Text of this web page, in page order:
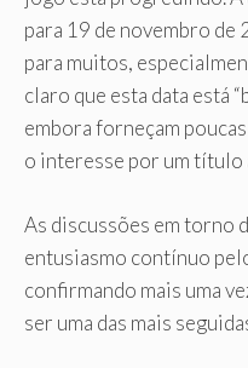
para 19 de novembro de
para muitos,
claro que esta data está
embora forneçam
o interesse por um título
As discussões em torno
entusiasmo contínuo
confirmando mais uma
ser uma das mais